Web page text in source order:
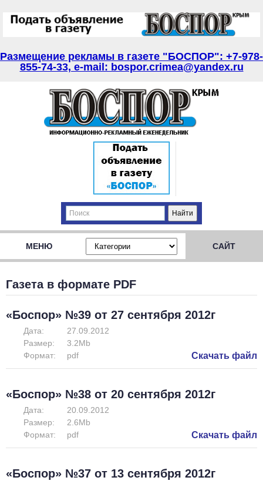
Размещение рекламы в газете "БОСПОР": +7-978-
855-74-33, e-mail: bospor.crimea@yandex.ru
МЕНЮ САЙТ
Газета в формате PDF
«Боспор» №39 от 27 сентября 2012г
Дата:
27.09.2012
Размер:
3.2Mb
Формат:
pdf Скачать файл
«Боспор» №38 от 20 сентября 2012г
Дата:
20.09.2012
Размер:
2.6Mb
Формат:
pdf Скачать файл
«Боспор» №37 от 13 сентября 2012г